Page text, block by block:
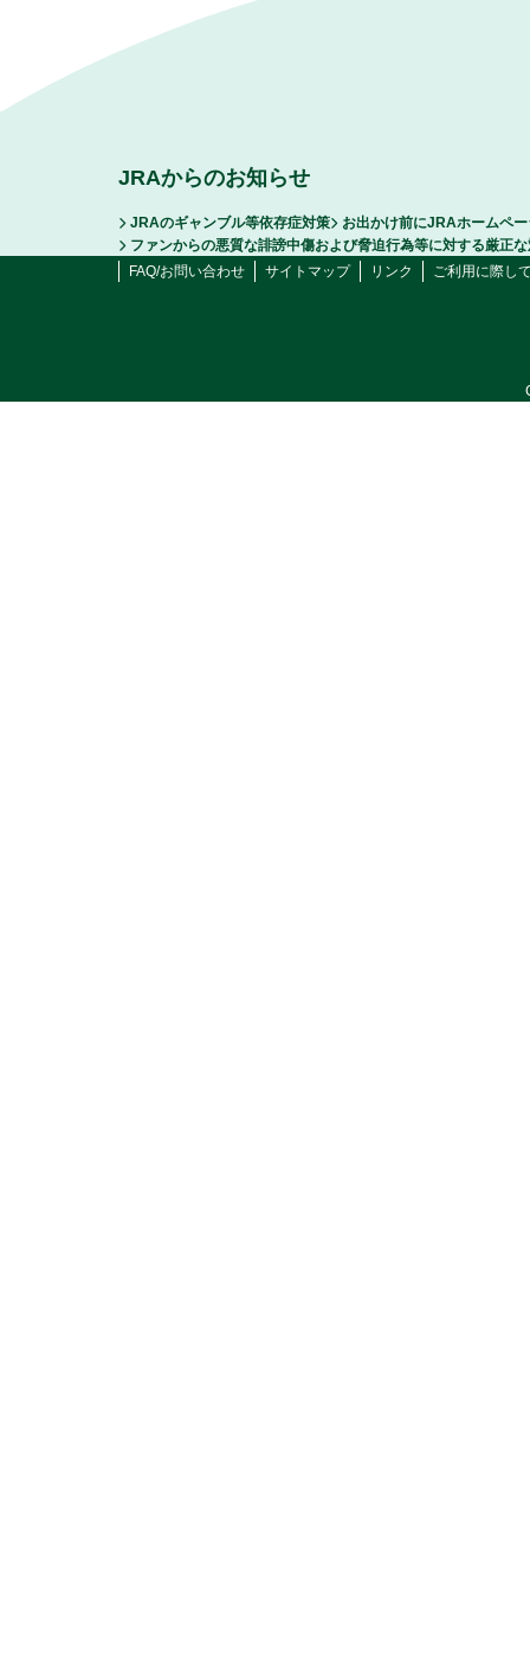
JRAからのお知らせ
JRAのギャンブル等依存症対策
お出かけ前にJRAホームペ
ファンからの悪質な誹謗中傷および脅迫行為等に対する厳正
FAQ/お問い合わせ
サイトマップ リンク ご利用に際し